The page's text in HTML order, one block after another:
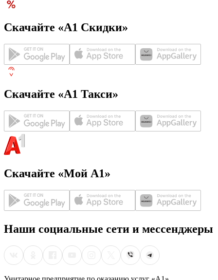
Скачайте «А1 Скидки»
Скачайте «А1 Такси»
Скачайте «Мой А1»
Наши социальные сети и мессенджеры